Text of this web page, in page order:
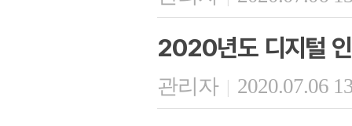
2020년도 디지털
관리자 | 2020.07.06